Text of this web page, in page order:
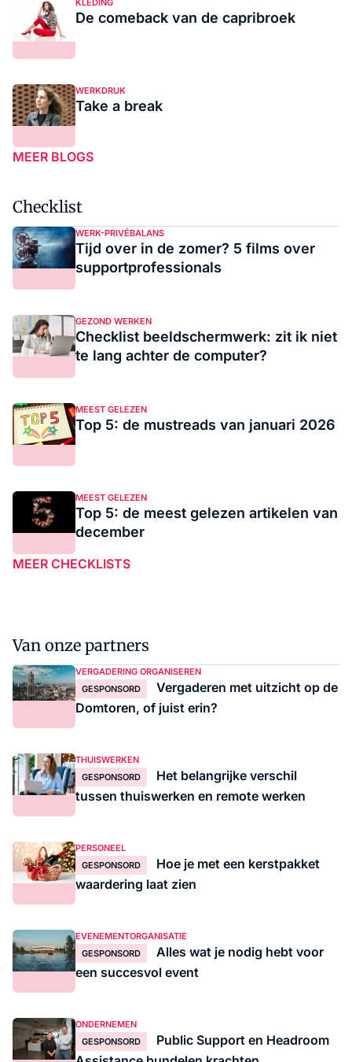
KLEDING
De comeback van de capribroek
WERKDRUK
Take a break
MEER BLOGS
Checklist
WERK-PRIVÉBALANS
Tijd over in de zomer? 5 films over
supportprofessionals
GEZOND WERKEN
Checklist beeldschermwerk: zit ik niet
te lang achter de computer?
MEEST GELEZEN
Top 5: de mustreads van januari 2026
MEEST GELEZEN
Top 5: de meest gelezen artikelen van
december
MEER CHECKLISTS
Van onze partners
VERGADERING ORGANISEREN
GESPONSORD
Vergaderen met uitzicht op de
Domtoren, of juist erin?
THUISWERKEN
GESPONSORD
Het belangrijke verschil
tussen thuiswerken en remote werken
PERSONEEL
GESPONSORD
Hoe je met een kerstpakket
waardering laat zien
EVENEMENTORGANISATIE
GESPONSORD
Alles wat je nodig hebt voor
een succesvol event
ONDERNEMEN
GESPONSORD
Public Support en Headroom